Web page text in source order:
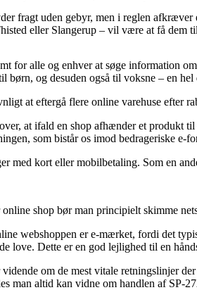
fragt uden gebyr, men i reglen
eller Slangerup – vil være at få dem
for alle og enhver at søge information
børn, og desuden også til voksne – en
at eftergå flere online varehuse efter
at ifald en shop afhænder et produkt
som bistår os imod bedrageriske e-
med kort eller mobilbetaling. Som en
shop bør man principielt skimme
webshoppen er e-mærket, fordi det
love. Dette er en god lejlighed til en
om de mest vitale retningslinjer
man altid kan vidne om handlen af